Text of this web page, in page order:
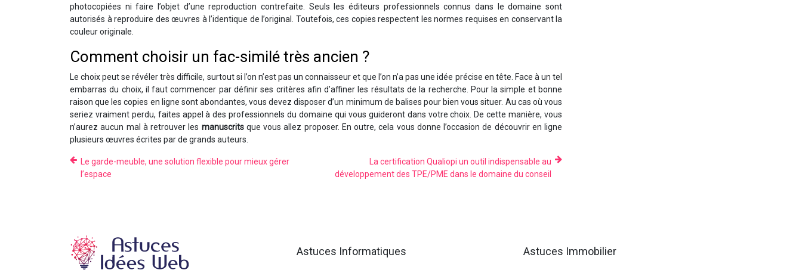
photocopiées ni faire l’objet d’une reproduction contrefaite. Seuls les éditeurs professionnels connus dans le domaine sont
autorisés à reproduire des œuvres à l’identique de l’original. Toutefois, ces copies respectent les normes requises en conservant la
couleur originale.
Comment choisir un fac-similé très ancien ?
Le choix peut se révéler très difficile, surtout si l’on n’est pas un connaisseur et que l’on n’a pas une idée précise en tête. Face à un tel
embarras du choix, il faut commencer par définir ses critères afin d’affiner les résultats de la recherche. Pour la simple et bonne
raison que les copies en ligne sont abondantes, vous devez disposer d’un minimum de balises pour bien vous situer. Au cas où vous
seriez vraiment perdu, faites appel à des professionnels du domaine qui vous guideront dans votre choix. De cette manière, vous
n’aurez aucun mal à retrouver les manuscritsque vous allez proposer. En outre, cela vous donne l’occasion de découvrir en ligne
plusieurs œuvres écrites par de grands auteurs.
Le garde-meuble, une solution flexible pour mieux gérer
l’espace
La certification Qualiopi un outil indispensable au
développement des TPE/PME dans le domaine du conseil
Astuces Informatiques Astuces Immobilier